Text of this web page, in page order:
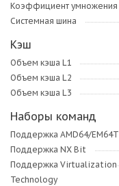
Коэффициент умножения
Системная шина
Кэш
Объем кэша L1
Объем кэша L2
Объем кэша L3
Наборы команд
Поддержка AMD64/EM64T
Поддержка NX Bit
Поддержка Virtualization
Technology